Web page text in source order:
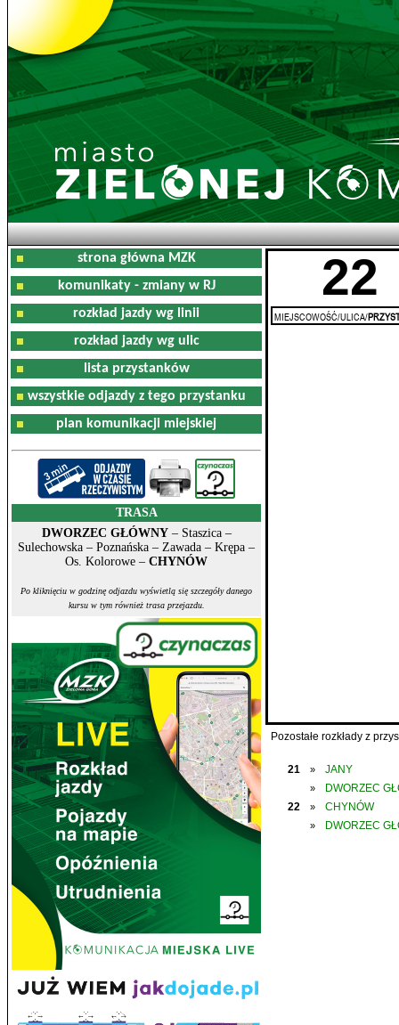
strona główna MZK
komunikaty - zmiany w RJ
rozkład jazdy wg linii
rozkład jazdy wg ulic
lista przystanków
wszystkie odjazdy z tego przystanku
plan komunikacji miejskiej
TRASA
DWORZEC GŁÓWNY– Staszica –
Sulechowska – Poznańska – Zawada – Krępa –
Os. Kolorowe – CHYNÓW
Po kliknięciu w godzinę odjazdu wyświetlą się szczegóły danego
kursu w tym również trasa przejazdu.
22
MIEJSCOWOŚĆ/ULICA/
Pozostałe rozkłady z
21 » JANY
»
DWORZEC
22
» CHYNÓW
» DWORZEC